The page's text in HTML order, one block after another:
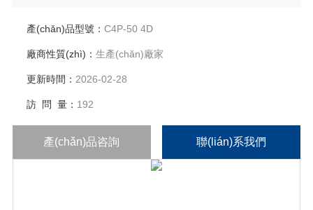
產(chǎn)品型號： C4P-50 4D
廠商性質(zhì)： 生產(chǎn)廠家
更新時間： 2026-02-28
訪 問 量： 192
產(chǎn)品咨詢 聯(lián)系我們